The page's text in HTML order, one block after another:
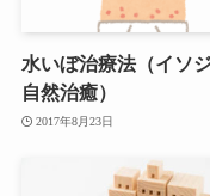
水いぼ治療法（イソ
自然治癒）
2017年8月23日